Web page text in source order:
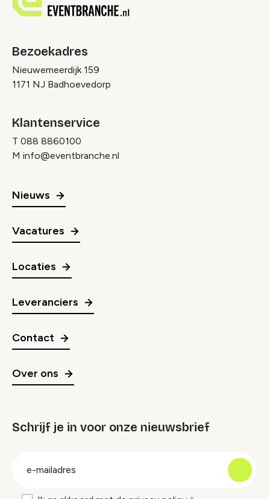
Bezoekadres
Nieuwemeerdijk 159
1171 NJ Badhoevedorp
Klantenservice
T 088 8860100
M info@eventbranche.nl
Nieuws
Vacatures
Locaties
Leveranciers
Contact
Over ons
Schrijf je in voor onze nieuwsbrief